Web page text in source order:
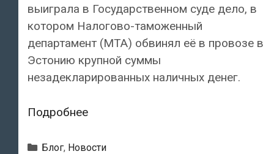
выиграла в Государственном суде дело, в
котором Налогово-таможенный
департамент (MTA) обвинял её в провозе в
Эстонию крупной суммы
незадекларированных наличных денег.
ПодробнееПровоз
суммы
Рубрики
Блог, Новости